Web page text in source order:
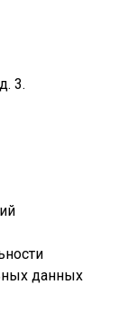
3.
данных